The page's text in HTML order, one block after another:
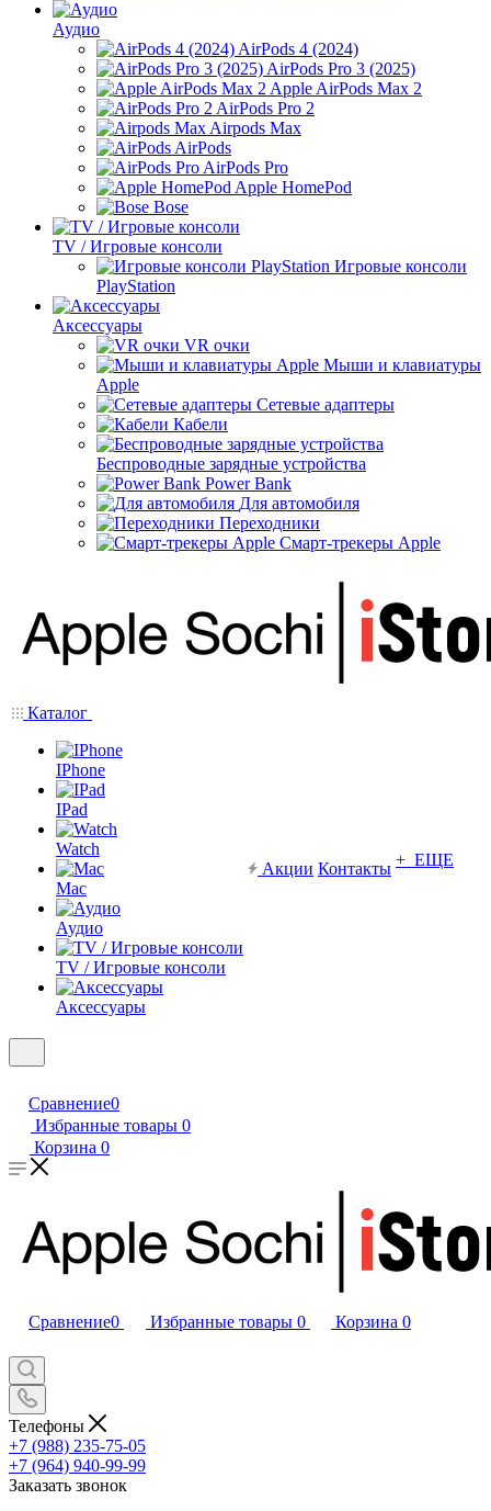
Аудио
AirPods 4 (2024)
AirPods Pro 3 (2025)
Apple AirPods Max 2
AirPods Pro 2
Airpods Max
AirPods
AirPods Pro
Apple HomePod
Bose
TV / Игровые консоли
Игровые консоли
PlayStation
Аксессуары
VR очки
Мыши и клавиатуры
Apple
Сетевые адаптеры
Кабели
Беспроводные зарядные устройства
Power Bank
Для автомобиля
Переходники
Смарт-трекеры Apple
Каталог
IPhone
IPad
Watch
Mac
Аудио
TV / Игровые консоли
Аксессуары
Акции Контакты + ЕЩЕ
Сравнение0
Избранные товары 0
Корзина 0
Сравнение0 Избранные товары 0 Корзина 0
Телефоны
+7 (988) 235-75-05
+7 (964) 940-99-99
Заказать звонок